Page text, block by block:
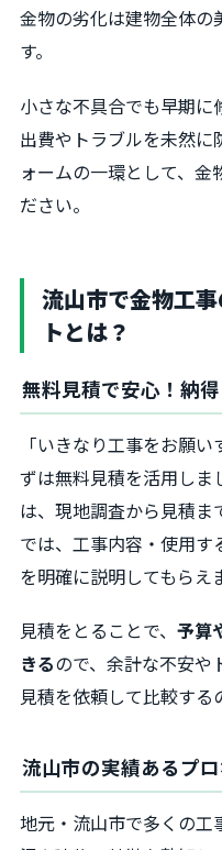
金物の劣化は建物全体の
す。
小さな不具合でも早期に
出費やトラブルを未然に
ォームの一環として、金
ださい。
流山市で金物工
トとは？
無料見積で安心！納
「いきなり工事をお願
ずは無料見積を活用しま
は、現地調査から見積ま
では、工事内容・使用
を明確に説明してもらえ
見積をとることで、 予算
きるので、余計な不安や
見積を依頼して比較する
流山市の実績あるプ
地元・流山市で多くの